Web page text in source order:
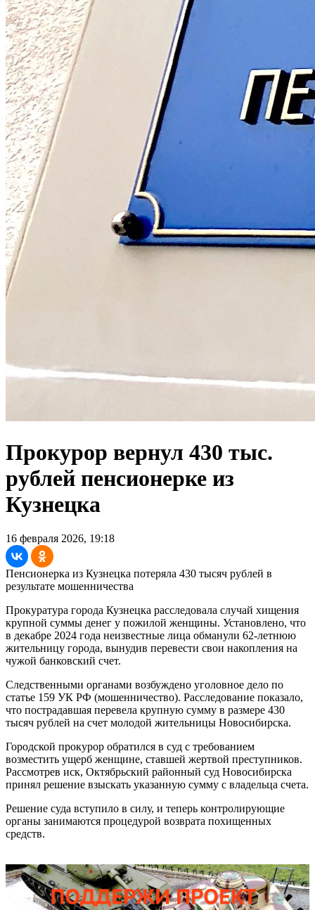
Прокурор вернул 430 тыс.
рублей пенсионерке из
Кузнецка
16 февраля 2026, 19:18
Пенсионерка из Кузнецка потеряла 430 тысяч рублей в
результате мошенничества
Прокуратура города Кузнецка расследовала случай хищения
крупной суммы денег у пожилой женщины. Установлено, что
в декабре 2024 года неизвестные лица обманули 62-летнюю
жительницу города, вынудив перевести свои накопления на
чужой банковский счет.
Следственными органами возбуждено уголовное дело по
статье 159 УК РФ (мошенничество). Расследование показало,
что пострадавшая перевела крупную сумму в размере 430
тысяч рублей на счет молодой жительницы Новосибирска.
Городской прокурор обратился в суд с требованием
возместить ущерб женщине, ставшей жертвой преступников.
Рассмотрев иск, Октябрьский районный суд Новосибирска
принял решение взыскать указанную сумму с владельца счета.
Решение суда вступило в силу, и теперь контролирующие
органы занимаются процедурой возврата похищенных
средств.